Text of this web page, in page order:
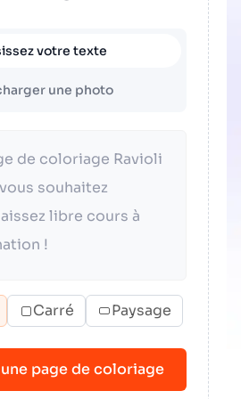
votre texte
une photo
Carré Paysage
page de coloriage